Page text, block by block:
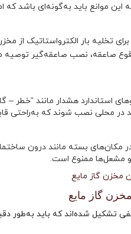
موانع باید به‌گونه‌ای باشد
تخلیه بار الکترواستاتیک از
صاعقه، نصب صاعقه‌گیر
استاندارد هشدار مانند “خطر –
در محلی نصب شوند که به‌راحتی
مکان‌های بسته مانند درون
و مشعل‌ها ممنوع است.
مخزن گاز مایع
گاز مایع
تشکیل شده‌اند که باید